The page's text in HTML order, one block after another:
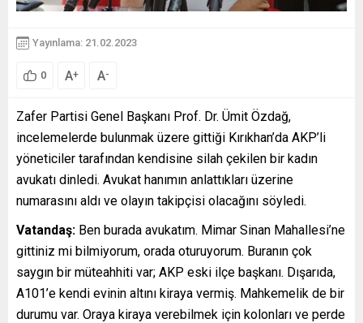
Yayınlama: 21.02.2023
0 A+ A-
Zafer Partisi Genel Başkanı Prof. Dr. Ümit Özdağ,
incelemelerde bulunmak üzere gittiği Kırıkhan’da AKP’li
yöneticiler tarafından kendisine silah çekilen bir kadın
avukatı dinledi. Avukat hanımın anlattıkları üzerine
numarasını aldı ve olayın takipçisi olacağını söyledi.
Vatandaş: Ben burada avukatım. Mimar Sinan Mahallesi’ne
gittiniz mi bilmiyorum, orada oturuyorum. Buranın çok
saygın bir müteahhiti var; AKP eski ilçe başkanı. Dışarıda,
A101’e kendi evinin altını kiraya vermiş. Mahkemelik de bir
durumu var. Oraya kiraya verebilmek için kolonları ve perde